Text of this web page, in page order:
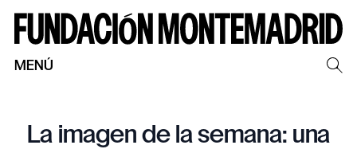
MENÚ
La imagen de la semana: una